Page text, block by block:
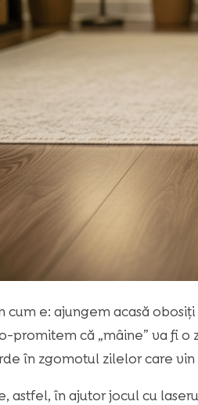
cum e: ajungem acasă
promitem că „mâine” va fi o
în zgomotul zilelor care vin
astfel, în ajutor jocul cu